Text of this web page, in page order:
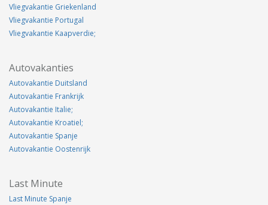
Vliegvakantie Griekenland
Vliegvakantie Portugal
Vliegvakantie Kaapverdie;
Autovakanties
Autovakantie Duitsland
Autovakantie Frankrijk
Autovakantie Italie;
Autovakantie Kroatiel;
Autovakantie Spanje
Autovakantie Oostenrijk
Last Minute
Last Minute Spanje